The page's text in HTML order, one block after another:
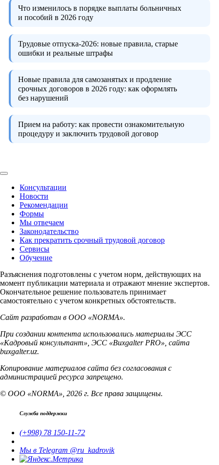
Что изменилось в порядке выплаты больничных
и пособий в 2026 году
Трудовые отпуска-2026: новые правила, старые
ошибки и реальные штрафы
Новые правила для самозанятых и продление
срочных договоров в 2026 году: как оформлять
без нарушений
Прием на работу: как провести ознакомительную
процедуру и заключить трудовой договор
Консультации
Новости
Рекомендации
Формы
Мы отвечаем
Законодательство
Как прекратить срочный трудовой договор
Сервисы
Обучение
Разъяснения подготовлены с учетом норм, действующих на
момент публикации материала и отражают мнение экспертов.
Окончательное решение пользователь принимает
самостоятельно с учетом конкретных обстоятельств.
Сайт разработан в ООО «NORMA».
При создании контента использовались материалы ЭСС
«Кадровый консультант», ЭСС «Buxgalter PRO», сайта
buxgalter.uz.
Копирование материалов сайта без согласования с
администрацией ресурса запрещено.
© ООО «NORMA», 2026 г. Все права защищены.
Служба поддержки
(+998) 78 150-11-72
Мы в Telegram @ru_kadrovik